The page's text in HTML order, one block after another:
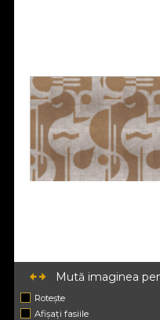
Mută imaginea
Rotește
Afișați fasiile